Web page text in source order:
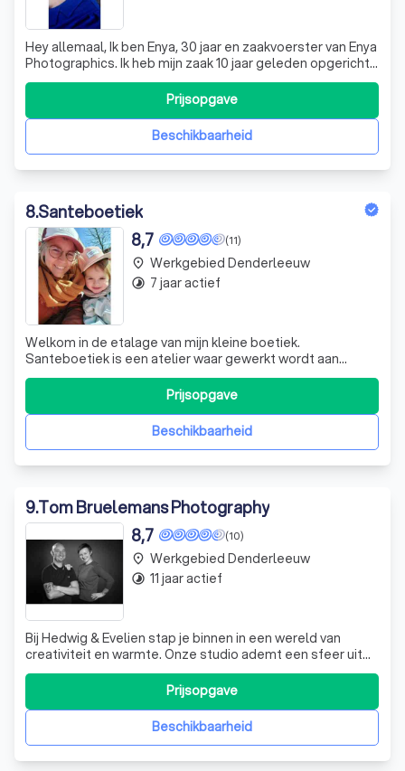
Hey allemaal, Ik ben Enya, 30 jaar en zaakvoerster van Enya
Photographics. Ik heb mijn zaak 10 jaar geleden opgericht.
Ik wil dat mijn zaak een weerspiegeling is van de persoon
die ik ben. Zodat mensen ook mij zien als aanspreekpunt ,
als een persoon. Als fotograaf vind ik het belangrijk dat
mens
Beschikbaarheid
Prijsopgave
8.Santeboetiek
(11)
8,7
Welkom in de etalage van mijn kleine boetiek.
Santeboetiek is een atelier waar gewerkt wordt aan
beelden. Zwartwit of in kleur. Klassiek of modern. Heb je
iets te vieren, aan te kondigen of mag het even ook
gewoon zomaar? Voor alles wat met fotografie of
grafische vormgeving te maken heeft, kan je
Beschikbaarheid
Prijsopgave
place Werkgebied Denderleeuw
timelapse 7 jaar actief
9.Tom Bruelemans Photography
(10)
8,7
Bij Hedwig & Evelien stap je binnen in een wereld van
creativiteit en warmte. Onze studio ademt een sfeer uit
die je meteen op je gemak stelt. We nemen de tijd om
doordachte foto's te maken, met een prachtig
eindresultaat als gevolg. Onze klanten prijzen ons om
onze leuke babbels en de gezellige sfe
Beschikbaarheid
Prijsopgave
place Werkgebied Denderleeuw
timelapse 11 jaar actief